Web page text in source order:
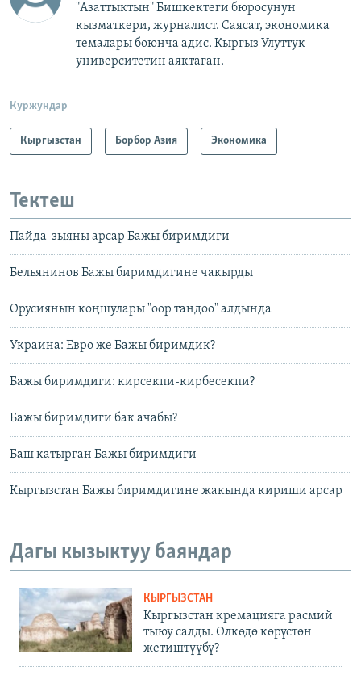
"Азаттыктын" Бишкектеги бюросунун
кызматкери, журналист. Саясат, экономика
темалары боюнча адис. Кыргыз Улуттук
университетин аяктаган.
Куржундар
Кыргызстан Борбор Азия Экономика
Тектеш
Пайда-зыяны арсар Бажы биримдиги
Бельянинов Бажы биримдигине чакырды
Орусиянын коңшулары "оор тандоо" алдында
Украина: Евро же Бажы биримдик?
Бажы биримдиги: кирсекпи-кирбесекпи?
Бажы биримдиги бак ачабы?
Баш катырган Бажы биримдиги
Кыргызстан Бажы биримдигине жакында кириши арсар
Дагы кызыктуу баяндар
КЫРГЫЗСТАН
Кыргызстан кремацияга расмий
тыюу салды. Өлкөдө көрүстөн
жетиштүүбү?